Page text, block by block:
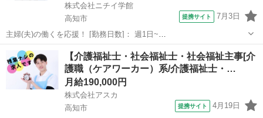
株式会社ニチイ学館
高知市
提携サイト 7月3日
主婦(夫)の働くを応援！ [勤務日数]： 週1日~
10:00~16:00/09:00~15:00/08:00~12:00/09:00~17:00/10:00~18:00 月/
火/水/木/金/土/日 などから選べます [...
高知 ケアマネージャー
【介護福祉士・社会福祉士・社会福祉主事[介
護職（ケアワーカー）系/介護福祉士・…
月給190,000円
株式会社アスカ
高知市
提携サイト 4月19日